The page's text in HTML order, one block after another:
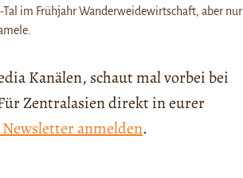
im Frühjahr Wanderweidewirtschaft, aber nur
Kanälen, schaut mal vorbei bei
Zentralasien direkt in eurer
anmelden.